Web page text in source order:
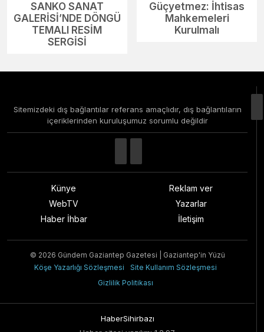
SANKO SANAT
GALERİSİ’NDE DÖNGÜ
TEMALI RESİM
SERGİSİ
Güçyetmez: İhtisas
Mahkemeleri
Kurulmalı
Sitemizdeki dış bağlantılar referans amaçlıdır, dış bağlantıların
içeriklerinden kuruluşumuz sorumlu değildir
Künye
WebTV
Haber İhbar
Reklam ver
Yazarlar
İletişim
© 2026 Gündem Gaziantep Gazetesi | Gaziantep'in Yüzü
Köşe Yazarlığı Sözleşmesi
Site Kullanım Sözleşmesi
Gizlilik Politikası
HaberSihirbazı